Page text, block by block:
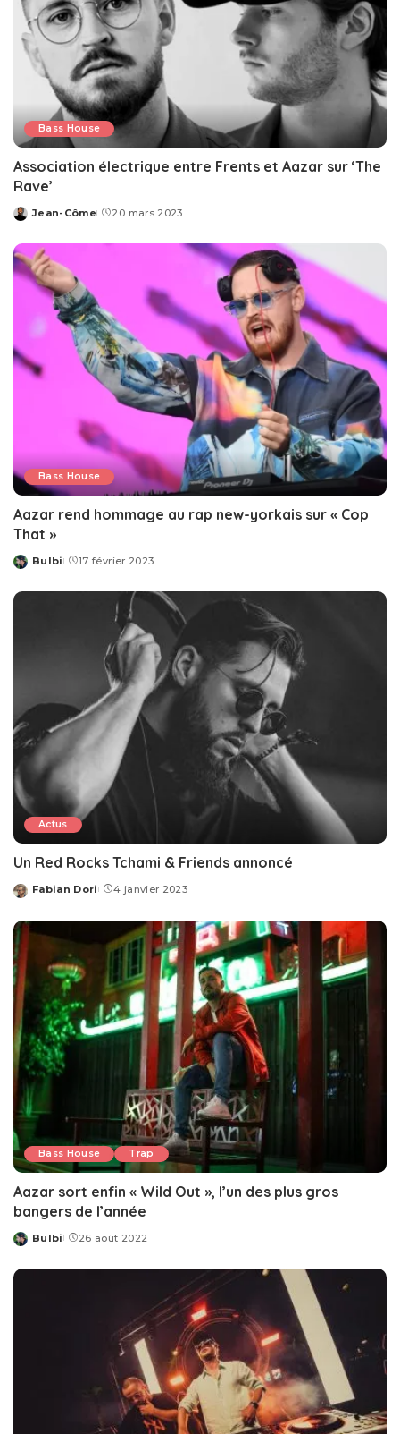
Bass House
Association électrique entre Frents et Aazar sur ‘The
Rave’
Posted
Jean-Côme 20 mars 2023
Bass House
Aazar rend hommage au rap new-yorkais sur « Cop
That »
Posted
Bulbi 17 février 2023
Actus
Un Red Rocks Tchami & Friends annoncé
Posted
Fabian Dori 4 janvier 2023
Bass House Trap
Aazar sort enfin « Wild Out », l’un des plus gros
bangers de l’année
Posted
Bulbi 26 août 2022